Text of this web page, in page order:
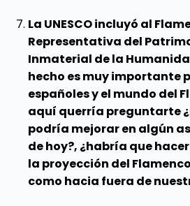
La UNESCO incluyó al
Representativa del
Inmaterial de la
hecho es muy importante
españoles y el mundo del
aquí querría preguntarte
podría mejorar en algún
de hoy?, ¿habría que
la proyección del
como hacia fuera de